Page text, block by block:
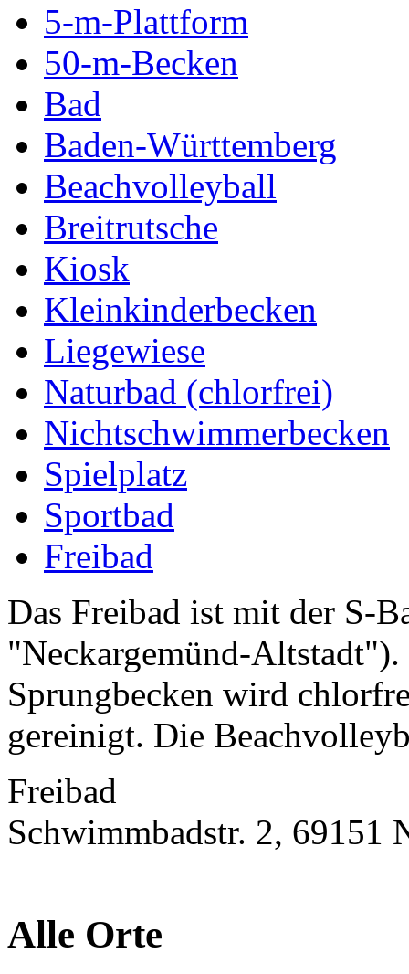
5-m-Plattform
50-m-Becken
Bad
Baden-Württemberg
Beachvolleyball
Breitrutsche
Kiosk
Kleinkinderbecken
Liegewiese
Naturbad (chlorfrei)
Nichtschwimmerbecken
Spielplatz
Sportbad
Freibad
Das Freibad ist mit der S-
"Neckargemünd-
Sprungbecken wird
gereinigt. Die
Freibad
Schwimmbadstr. 2, 69151
Alle Orte